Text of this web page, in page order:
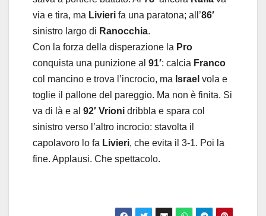
via e tira, ma Livieri fa una paratona; all’86′
sinistro largo di Ranocchia.
Con la forza della disperazione la Pro
conquista una punizione al 91′: calcia Franco
col mancino e trova l’incrocio, ma Israel vola e
toglie il pallone del pareggio. Ma non è finita. Si
va di là e al 92′ Vrioni dribbla e spara col
sinistro verso l’altro incrocio: stavolta il
capolavoro lo fa Livieri, che evita il 3-1. Poi la
fine. Applausi. Che spettacolo.